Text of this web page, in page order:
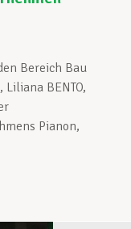
Bereich Bau
BENTO,
Pianon,